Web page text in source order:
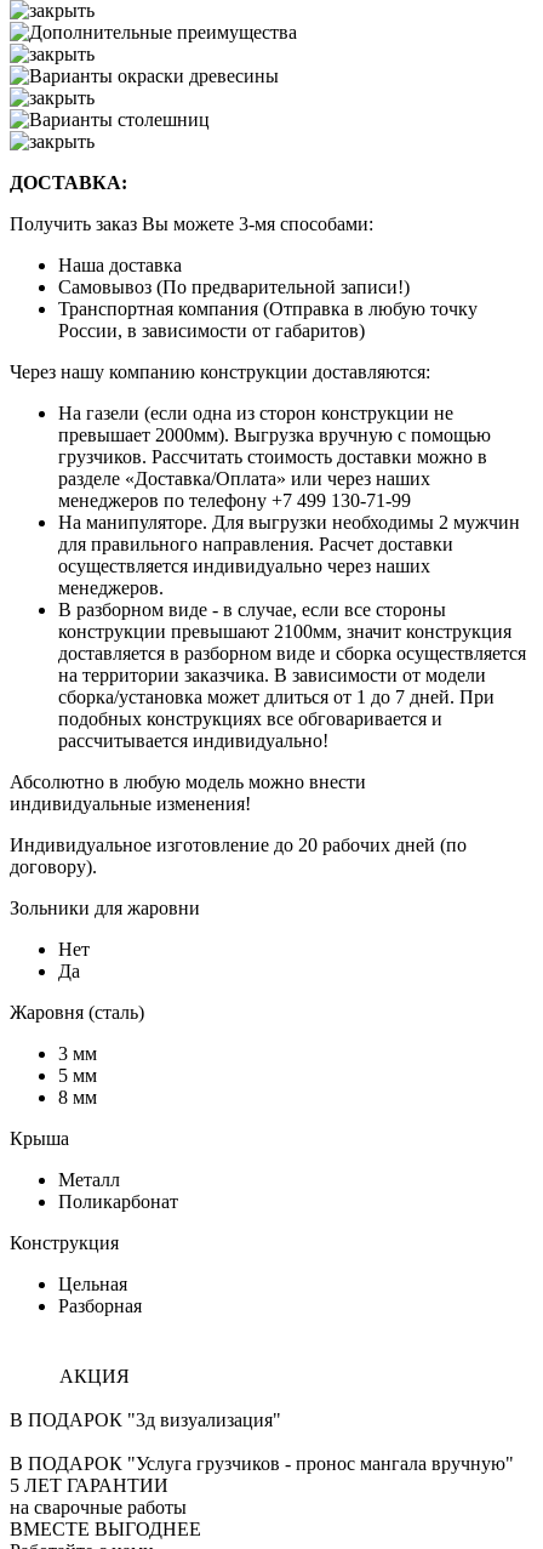
ДОСТАВКА:
Получить заказ Вы можете 3-мя способами:
Наша доставка
Самовывоз (По предварительной записи!)
Транспортная компания (Отправка в любую точку
России, в зависимости от габаритов)
Через нашу компанию конструкции доставляются:
На газели (если одна из сторон конструкции не
превышает 2000мм). Выгрузка вручную с помощью
грузчиков. Рассчитать стоимость доставки можно в
разделе «Доставка/Оплата» или через наших
менеджеров по телефону +7 499 130-71-99
На манипуляторе. Для выгрузки необходимы 2 мужчин
для правильного направления. Расчет доставки
осуществляется индивидуально через наших
менеджеров.
В разборном виде - в случае, если все стороны
конструкции превышают 2100мм, значит конструкция
доставляется в разборном виде и сборка осуществляется
на территории заказчика. В зависимости от модели
сборка/установка может длиться от 1 до 7 дней. При
подобных конструкциях все обговаривается и
рассчитывается индивидуально!
Абсолютно в любую модель можно внести
индивидуальные изменения!
Индивидуальное изготовление до 20 рабочих дней (по
договору).
Зольники для жаровни
Нет
Да
Жаровня (сталь)
3 мм
5 мм
8 мм
Крыша
Металл
Поликарбонат
Конструкция
Цельная
Разборная
АКЦИЯ
В ПОДАРОК "3д визуализация"
В ПОДАРОК "Услуга грузчиков - пронос мангала вручную"
5 ЛЕТ ГАРАНТИИ
на сварочные работы
ВМЕСТЕ ВЫГОДНЕЕ